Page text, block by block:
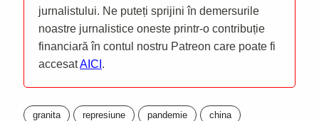
jurnalistului. Ne puteți sprijini în demersurile
noastre jurnalistice oneste printr-o contribuție
financiară în contul nostru Patreon care poate fi
accesatAICI .
granita represiune pandemie china